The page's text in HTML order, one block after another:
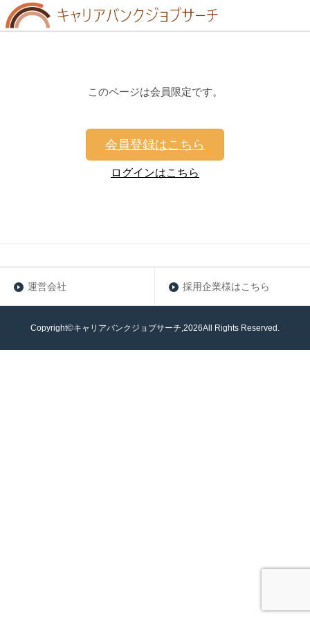
このページは会員限定です。
会員登録はこちら
ログインはこちら
運営会社 採用企業様はこちら
Copyright©キャリアバンクジョブサーチ,2026All Rights Reserved.